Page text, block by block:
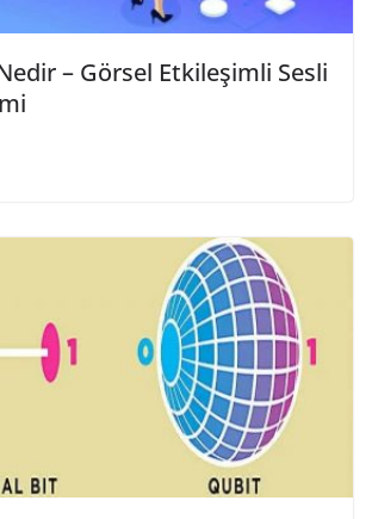
– Görsel Etkileşimli Sesli